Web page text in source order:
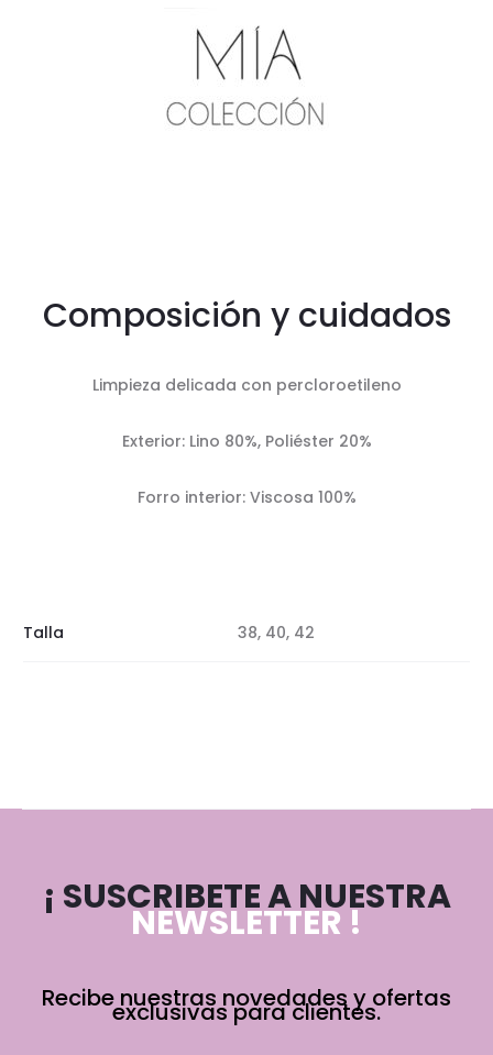
Composición y cuidados
Limpieza delicada con percloroetileno
Exterior: Lino 80%, Poliéster 20%
Forro interior: Viscosa 100%
Talla 38, 40, 42
¡ SUSCRIBETE A NUESTRA
NEWSLETTER !
Recibe nuestras novedades y ofertas
exclusivas para clientes.